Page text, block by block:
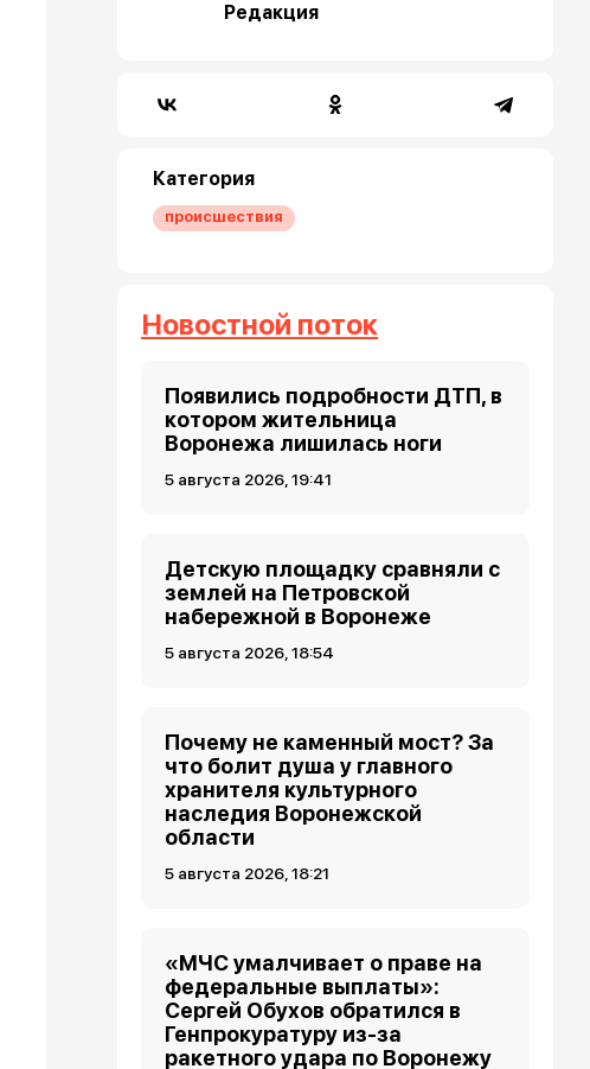
Редакция
Категория
происшествия
Новостной поток
Появились подробности ДТП, в
котором жительница
Воронежа лишилась ноги
5 августа 2026, 19:41
Детскую площадку сравняли с
землей на Петровской
набережной в Воронеже
5 августа 2026, 18:54
Почему не каменный мост? За
что болит душа у главного
хранителя культурного
наследия Воронежской
области
5 августа 2026, 18:21
«МЧС умалчивает о праве на
федеральные выплаты»:
Сергей Обухов обратился в
Генпрокуратуру из-за
ракетного удара по Воронежу